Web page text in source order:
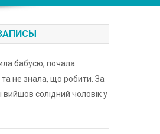
бабусю, почала
та не знала, що робити. За
вийшов солідний чоловік у